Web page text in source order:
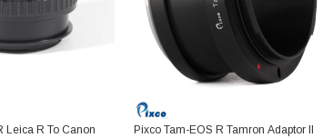
Leica R To Canon
Pixco Tam-EOS R Tamron Adaptor II